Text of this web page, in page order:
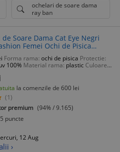
ochelari de soare dama
ray ban
Soare Dama Cat Eye Negri
Femei Ochi de Pisica
Forma rama: ochi de pisica Protectie:
100% Material rama: plastic Culoare
la comenzile de 600 lei
(1)
premium (94% / 9.165)
puncte
12 Aug
›